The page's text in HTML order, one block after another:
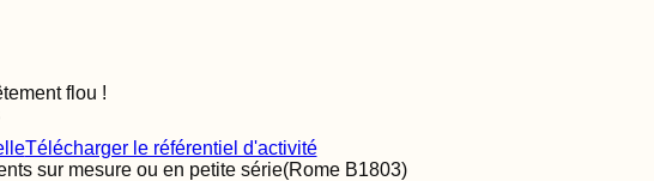
flou !
Télécharger le référentiel d'activité
sur mesure ou en petite série(Rome B1803)